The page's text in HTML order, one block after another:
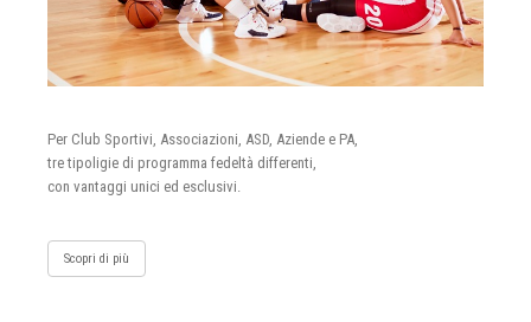
Per Club Sportivi, Associazioni, ASD, Aziende e PA,
tre tipoligie di programma fedeltà differenti,
con vantaggi unici ed esclusivi.
Scopri di più